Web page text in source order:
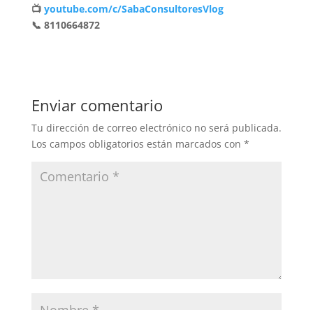
📺 youtube.com/c/SabaConsultoresVlog
📞 8110664872
Enviar comentario
Tu dirección de correo electrónico no será publicada.
Los campos obligatorios están marcados con *